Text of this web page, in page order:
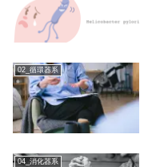
02_循環器系
04_消化器系